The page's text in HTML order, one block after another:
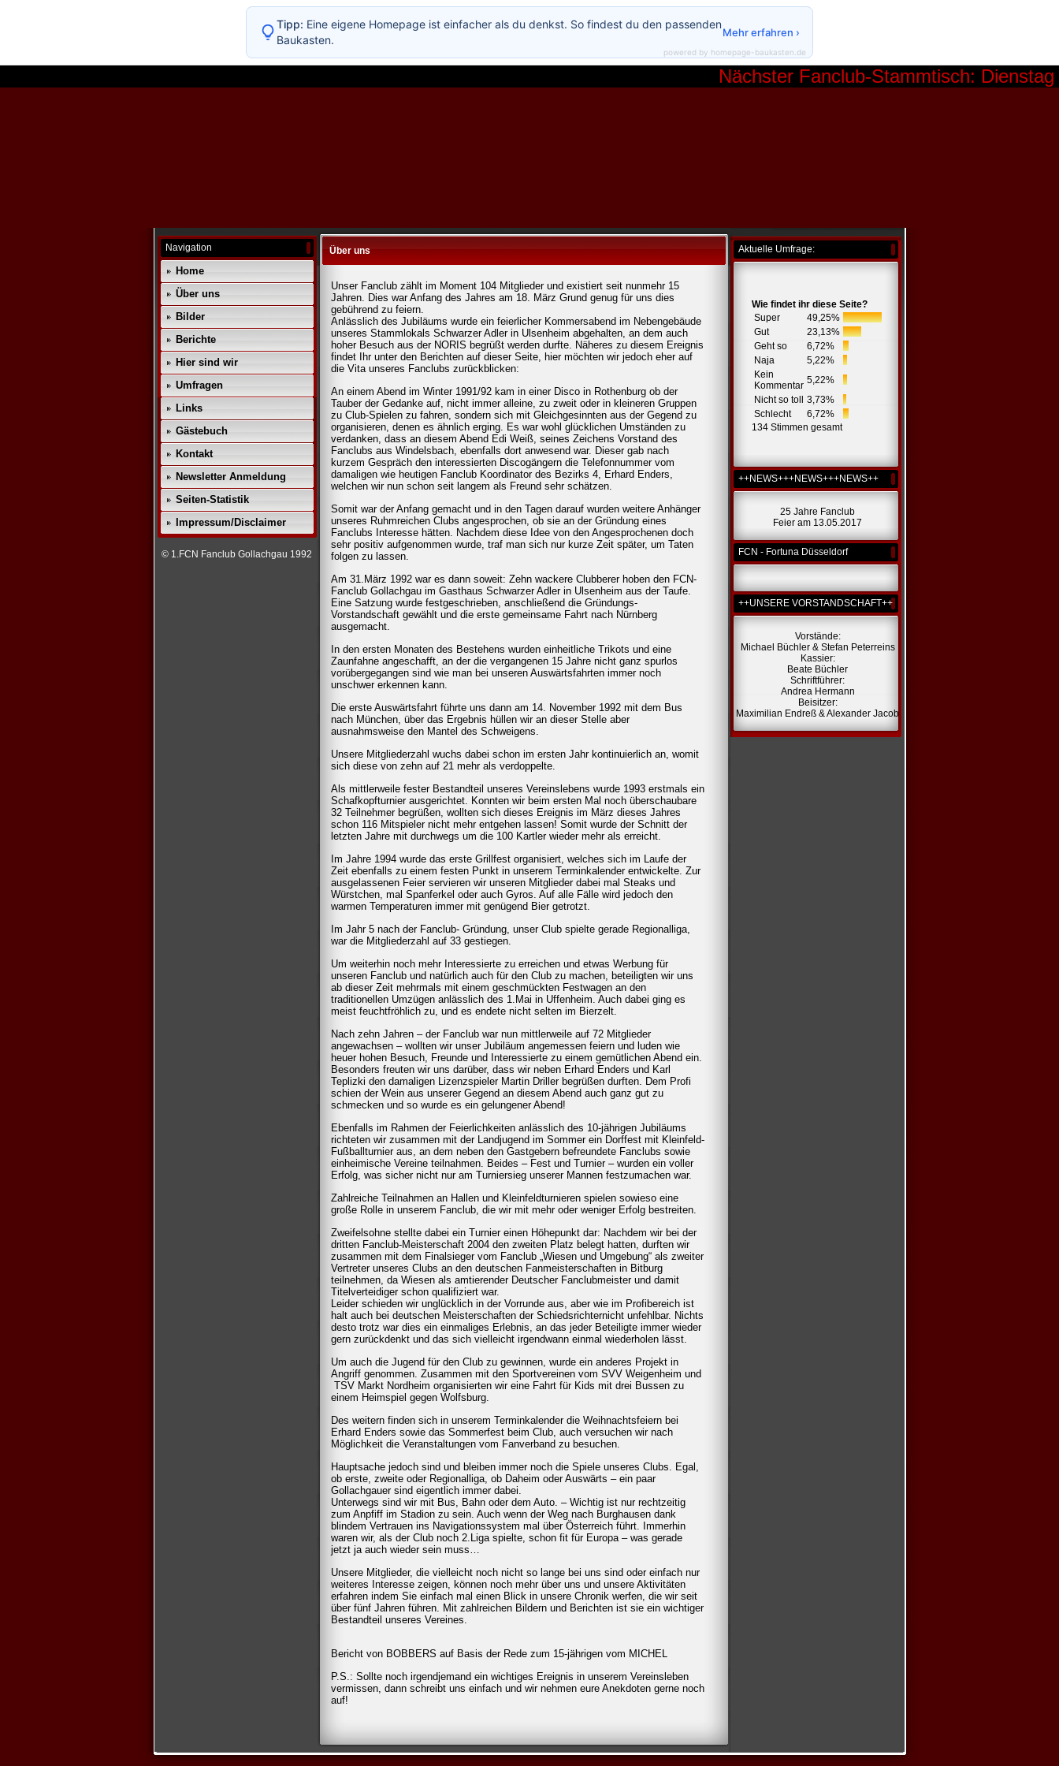
Nächster Fanclub-Stammtisch: Dienstag
Navigation
Home
Über uns
Bilder
Berichte
Hier sind wir
Umfragen
Links
Gästebuch
Kontakt
Newsletter Anmeldung
Seiten-Statistik
Impressum/Disclaimer
© 1.FCN Fanclub Gollachgau 1992
Über uns
Unser Fanclub zählt im Moment 104 Mitglieder und existiert seit nunmehr 15
Jahren. Dies war Anfang des Jahres am 18. März Grund genug für uns dies
gebührend zu feiern.
Anlässlich des Jubiläums wurde ein feierlicher Kommersabend im Nebengebäude
unseres Stammlokals Schwarzer Adler in Ulsenheim abgehalten, an dem auch
hoher Besuch aus der NORIS begrüßt werden durfte. Näheres zu diesem Ereignis
findet Ihr unter den Berichten auf dieser Seite, hier möchten wir jedoch eher auf
die Vita unseres Fanclubs zurückblicken:
An einem Abend im Winter 1991/92 kam in einer Disco in Rothenburg ob der
Tauber der Gedanke auf, nicht immer alleine, zu zweit oder in kleineren Gruppen
zu Club-Spielen zu fahren, sondern sich mit Gleichgesinnten aus der Gegend zu
organisieren, denen es ähnlich erging. Es war wohl glücklichen Umständen zu
verdanken, dass an diesem Abend Edi Weiß, seines Zeichens Vorstand des
Fanclubs aus Windelsbach, ebenfalls dort anwesend war. Dieser gab nach
kurzem Gespräch den interessierten Discogängern die Telefonnummer vom
damaligen wie heutigen Fanclub Koordinator des Bezirks 4, Erhard Enders,
welchen wir nun schon seit langem als Freund sehr schätzen.
Somit war der Anfang gemacht und in den Tagen darauf wurden weitere Anhänger
unseres Ruhmreichen Clubs angesprochen, ob sie an der Gründung eines
Fanclubs Interesse hätten. Nachdem diese Idee von den Angesprochenen doch
sehr positiv aufgenommen wurde, traf man sich nur kurze Zeit später, um Taten
folgen zu lassen.
Am 31.März 1992 war es dann soweit: Zehn wackere Clubberer hoben den FCN-
Fanclub Gollachgau im Gasthaus Schwarzer Adler in Ulsenheim aus der Taufe.
Eine Satzung wurde festgeschrieben, anschließend die Gründungs-
Vorstandschaft gewählt und die erste gemeinsame Fahrt nach Nürnberg
ausgemacht.
In den ersten Monaten des Bestehens wurden einheitliche Trikots und eine
Zaunfahne angeschafft, an der die vergangenen 15 Jahre nicht ganz spurlos
vorübergegangen sind wie man bei unseren Auswärtsfahrten immer noch
unschwer erkennen kann.
Die erste Auswärtsfahrt führte uns dann am 14. November 1992 mit dem Bus
nach München, über das Ergebnis hüllen wir an dieser Stelle aber
ausnahmsweise den Mantel des Schweigens.
Unsere Mitgliederzahl wuchs dabei schon im ersten Jahr kontinuierlich an, womit
sich diese von zehn auf 21 mehr als verdoppelte.
Als mittlerweile fester Bestandteil unseres Vereinslebens wurde 1993 erstmals ein
Schafkopfturnier ausgerichtet. Konnten wir beim ersten Mal noch überschaubare
32 Teilnehmer begrüßen, wollten sich dieses Ereignis im März dieses Jahres
schon 116 Mitspieler nicht mehr entgehen lassen! Somit wurde der Schnitt der
letzten Jahre mit durchwegs um die 100 Kartler wieder mehr als erreicht.
Im Jahre 1994 wurde das erste Grillfest organisiert, welches sich im Laufe der
Zeit ebenfalls zu einem festen Punkt in unserem Terminkalender entwickelte. Zur
ausgelassenen Feier servieren wir unseren Mitglieder dabei mal Steaks und
Würstchen, mal Spanferkel oder auch Gyros. Auf alle Fälle wird jedoch den
warmen Temperaturen immer mit genügend Bier getrotzt.
Im Jahr 5 nach der Fanclub- Gründung, unser Club spielte gerade Regionalliga,
war die Mitgliederzahl auf 33 gestiegen.
Um weiterhin noch mehr Interessierte zu erreichen und etwas Werbung für
unseren Fanclub und natürlich auch für den Club zu machen, beteiligten wir uns
ab dieser Zeit mehrmals mit einem geschmückten Festwagen an den
traditionellen Umzügen anlässlich des 1.Mai in Uffenheim. Auch dabei ging es
meist feuchtfröhlich zu, und es endete nicht selten im Bierzelt.
Nach zehn Jahren – der Fanclub war nun mittlerweile auf 72 Mitglieder
angewachsen – wollten wir unser Jubiläum angemessen feiern und luden wie
heuer hohen Besuch, Freunde und Interessierte zu einem gemütlichen Abend ein.
Besonders freuten wir uns darüber, dass wir neben Erhard Enders und Karl
Teplizki den damaligen Lizenzspieler Martin Driller begrüßen durften. Dem Profi
schien der Wein aus unserer Gegend an diesem Abend auch ganz gut zu
schmecken und so wurde es ein gelungener Abend!
Ebenfalls im Rahmen der Feierlichkeiten anlässlich des 10-jährigen Jubiläums
richteten wir zusammen mit der Landjugend im Sommer ein Dorffest mit Kleinfeld-
Fußballturnier aus, an dem neben den Gastgebern befreundete Fanclubs sowie
einheimische Vereine teilnahmen. Beides – Fest und Turnier – wurden ein voller
Erfolg, was sicher nicht nur am Turniersieg unserer Mannen festzumachen war.
Zahlreiche Teilnahmen an Hallen und Kleinfeldturnieren spielen sowieso eine
große Rolle in unserem Fanclub, die wir mit mehr oder weniger Erfolg bestreiten.
Zweifelsohne stellte dabei ein Turnier einen Höhepunkt dar: Nachdem wir bei der
dritten Fanclub-Meisterschaft 2004 den zweiten Platz belegt hatten, durften wir
zusammen mit dem Finalsieger vom Fanclub „Wiesen und Umgebung“ als zweiter
Vertreter unseres Clubs an den deutschen Fanmeisterschaften in Bitburg
teilnehmen, da Wiesen als amtierender Deutscher Fanclubmeister und damit
Titelverteidiger schon qualifiziert war.
Leider schieden wir unglücklich in der Vorrunde aus, aber wie im Profibereich ist
halt auch bei deutschen Meisterschaften der Schiedsrichternicht unfehlbar. Nichts
desto trotz war dies ein einmaliges Erlebnis, an das jeder Beteiligte immer wieder
gern zurückdenkt und das sich vielleicht irgendwann einmal wiederholen lässt.
Um auch die Jugend für den Club zu gewinnen, wurde ein anderes Projekt in
Angriff genommen. Zusammen mit den Sportvereinen vom SVV Weigenheim und
TSV Markt Nordheim organisierten wir eine Fahrt für Kids mit drei Bussen zu
einem Heimspiel gegen Wolfsburg.
Des weitern finden sich in unserem Terminkalender die Weihnachtsfeiern bei
Erhard Enders sowie das Sommerfest beim Club, auch versuchen wir nach
Möglichkeit die Veranstaltungen vom Fanverband zu besuchen.
Hauptsache jedoch sind und bleiben immer noch die Spiele unseres Clubs. Egal,
ob erste, zweite oder Regionalliga, ob Daheim oder Auswärts – ein paar
Gollachgauer sind eigentlich immer dabei.
Unterwegs sind wir mit Bus, Bahn oder dem Auto. – Wichtig ist nur rechtzeitig
zum Anpfiff im Stadion zu sein. Auch wenn der Weg nach Burghausen dank
blindem Vertrauen ins Navigationssystem mal über Österreich führt. Immerhin
waren wir, als der Club noch 2.Liga spielte, schon fit für Europa – was gerade
jetzt ja auch wieder sein muss…
Unsere Mitglieder, die vielleicht noch nicht so lange bei uns sind oder einfach nur
weiteres Interesse zeigen, können noch mehr über uns und unsere Aktivitäten
erfahren indem Sie einfach mal einen Blick in unsere Chronik werfen, die wir seit
über fünf Jahren führen. Mit zahlreichen Bildern und Berichten ist sie ein wichtiger
Bestandteil unseres Vereines.
Bericht von BOBBERS auf Basis der Rede zum 15-jährigen vom MICHEL
P.S.: Sollte noch irgendjemand ein wichtiges Ereignis in unserem Vereinsleben
vermissen, dann schreibt uns einfach und wir nehmen eure Anekdoten gerne noch
auf!
Aktuelle Umfrage:
Wie findet ihr diese Seite?
Super
49,25%
Gut
23,13%
Geht so
6,72%
Naja
5,22%
Kein
Kommentar 5,22%
Nicht so toll
3,73%
Schlecht
6,72%
134 Stimmen gesamt
++NEWS+++NEWS+++NEWS++
25 Jahre Fanclub
Feier am 13.05.2017
FCN - Fortuna Düsseldorf
++UNSERE VORSTANDSCHAFT++
Vorstände:
Michael Büchler & Stefan Peterreins
Kassier:
Beate Büchler
Schriftführer:
Andrea Hermann
Beisitzer:
Maximilian Endreß & Alexander Jacob
Tipp: Eine eigene Homepage ist einfacher als du denkst. So findest du den passenden
Baukasten.
Mehr erfahren ›
powered by homepage-baukasten.de